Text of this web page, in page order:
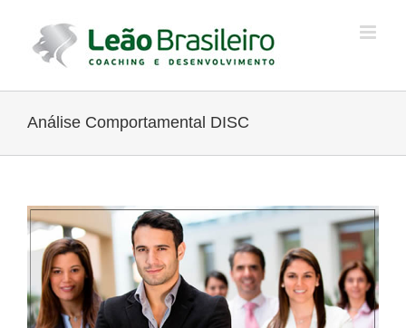
para
Análise Comportamental DISC